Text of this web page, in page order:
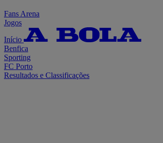
Fans Arena
Jogos
Início
Benfica
Sporting
FC Porto
Resultados e Classificações